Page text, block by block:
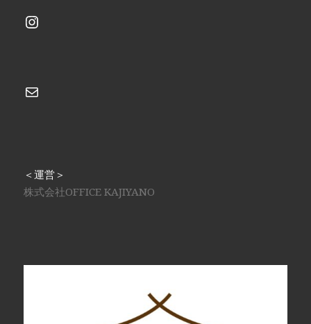
Instagram
メール
＜運営＞
株式会社OFFICE KAJIYANO